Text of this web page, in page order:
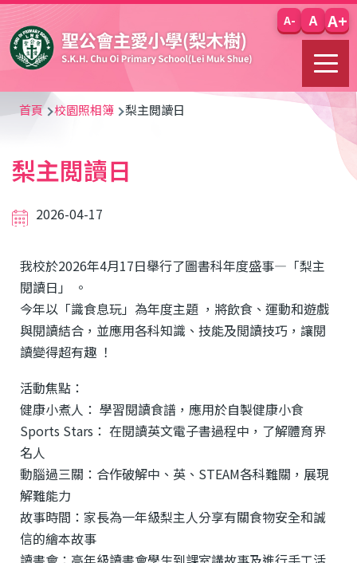
移至主內容
A- A A+
導
連
首頁 校園照相簿 梨主閲讀日
梨主閲讀日
2026-04-17
我校於2026年4月17日舉行了圖書科年度盛事—「梨主
閱讀日」 。
今年以「識食息玩」為年度主題 ，將飲食、運動和遊戲
與閱讀結合，並應用各科知識、技能及閲讀技巧，讓閱
讀變得超有趣 ！
活動焦點：
健康小煮人： 學習閱讀食譜，應用於自製健康小食
Sports Stars： 在閱讀英文電子書過程中，了解體育界
名人
動腦過三關：合作破解中、英、STEAM各科難關，展現
解難能力
故事時間：家長為一年級梨主人分享有關食物安全和誠
信的繪本故事